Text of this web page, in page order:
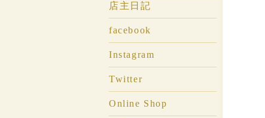
店主日記
facebook
Instagram
Twitter
Online Shop